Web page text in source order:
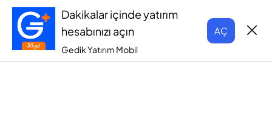
Dakikalar içinde yatırım
hesabınızı açın
Gedik Yatırım Mobil
AÇ